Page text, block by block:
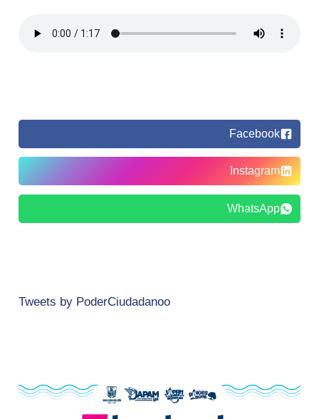
Facebook
Instagram
WhatsApp
Tweets by PoderCiudadanoo